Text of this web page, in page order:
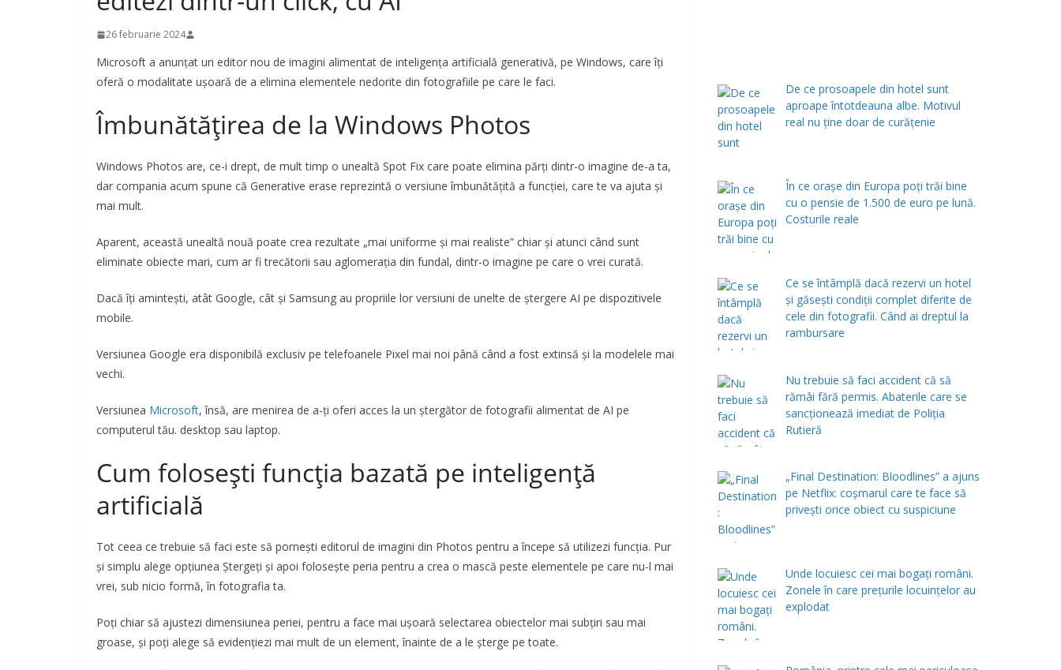
26 februarie 2024
Microsoft a anunțat un editor nou de imagini alimentat de inteligența artificială generativă, pe Windows, care îți
oferă o modalitate ușoară de a elimina elementele nedorite din fotografiile pe care le faci.
Îmbunătățirea de la Windows Photos
Windows Photos are, ce-i drept, de mult timp o unealtă Spot Fix care poate elimina părți dintr-o imagine de-a ta,
dar compania acum spune că Generative erase reprezintă o versiune îmbunătățită a funcției, care te va ajuta și
mai mult.
Aparent, această unealtă nouă poate crea rezultate „mai uniforme și mai realiste” chiar și atunci când sunt
eliminate obiecte mari, cum ar fi trecătorii sau aglomerația din fundal, dintr-o imagine pe care o vrei curată.
Dacă îți amintești, atât Google, cât și Samsung au propriile lor versiuni de unelte de ștergere AI pe dispozitivele
mobile.
Versiunea Google era disponibilă exclusiv pe telefoanele Pixel mai noi până când a fost extinsă și la modelele mai
vechi.
Versiunea Microsoft, însă, are menirea de a-ți oferi acces la un ștergător de fotografii alimentat de AI pe
computerul tău. desktop sau laptop.
Cum folosești funcția bazată pe inteligență
artificială
Tot ceea ce trebuie să faci este să pornești editorul de imagini din Photos pentru a începe să utilizezi funcția. Pur
și simplu alege opțiunea Ștergeți și apoi folosește peria pentru a crea o mască peste elementele pe care nu-l mai
vrei, sub nicio formă, în fotografia ta.
Poți chiar să ajustezi dimensiunea periei, pentru a face mai ușoară selectarea obiectelor mai subțiri sau mai
groase, și poți alege să evidențiezi mai mult de un element, înainte de a le șterge pe toate.
De ce prosoapele din hotel sunt
aproape întotdeauna albe. Motivul
real nu ține doar de curățenie
În ce orașe din Europa poți trăi bine
cu o pensie de 1.500 de euro pe lună.
Costurile reale
Ce se întâmplă dacă rezervi un hotel
și găsești condiții complet diferite de
cele din fotografii. Când ai dreptul la
rambursare
Nu trebuie să faci accident că să
rămâi fără permis. Abaterile care se
sancționează imediat de Poliţia
Rutieră
„Final Destination: Bloodlines” a ajuns
pe Netflix: coșmarul care te face să
privești orice obiect cu suspiciune
Unde locuiesc cei mai bogați români.
Zonele în care prețurile locuințelor au
explodat